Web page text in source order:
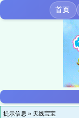
首页
提示信息 » 天线宝宝